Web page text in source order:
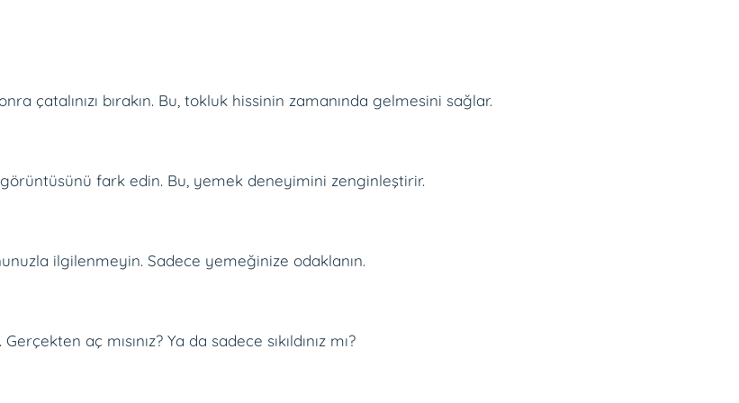
çatalınızı bırakın. Bu, tokluk hissinin zamanında gelmesini sağlar.
fark edin. Bu, yemek deneyimini zenginleştirir.
ilgilenmeyin. Sadece yemeğinize odaklanın.
aç mısınız? Ya da sadece sıkıldınız mı?